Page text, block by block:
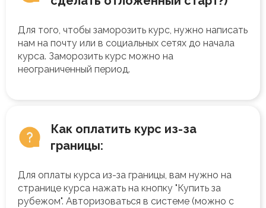
Для того, чтобы заморозить курс, нужно написать
нам на почту или в социальных сетях до начала
курса. Заморозить курс можно на
неограниченный период.
Как оплатить курс из-за
границы:
Для оплаты курса из-за границы, вам нужно на
странице курса нажать на кнопку "Купить за
рубежом". Авторизоваться в системе (можно с